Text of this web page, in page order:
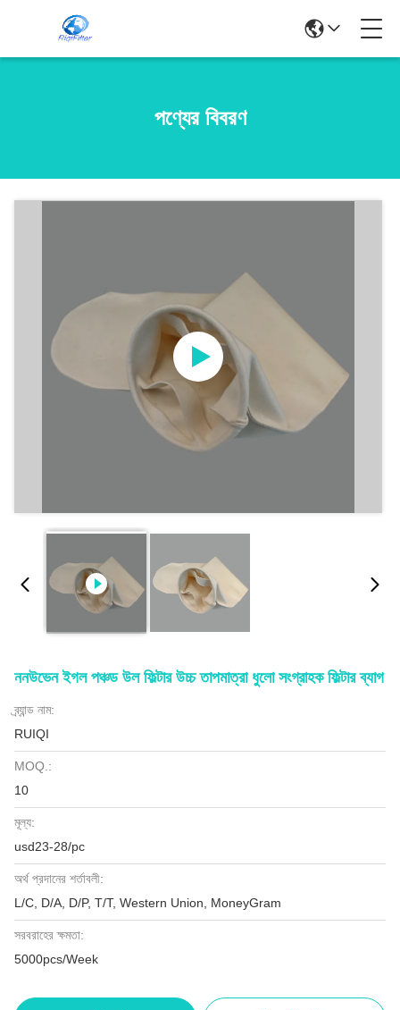
পণ্যের বিবরণ
ননউভেন ইগল পঞ্চড উল ফিল্টার উচ্চ তাপমাত্রা ধুলো সংগ্রাহক ফিল্টার ব্যাগ
ব্র্যান্ড নাম:
RUIQI
MOQ.:
10
মূল্য:
usd23-28/pc
অর্থ প্রদানের শর্তাবলী:
L/C, D/A, D/P, T/T, Western Union, MoneyGram
সরবরাহের ক্ষমতা:
5000pcs/Week